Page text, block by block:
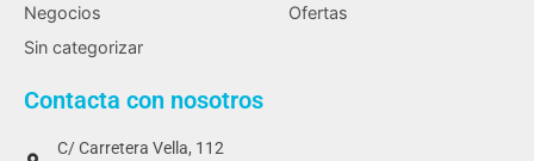
Negocios
Ofertas
Sin categorizar
Contacta con nosotros
C/ Carretera Vella, 112